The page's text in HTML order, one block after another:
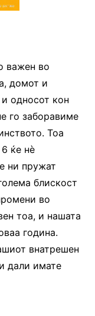
важен во
домот и
односот кон
го заборавиме
Тоа
ќе нè
ни пружат
блискост
во
тоа, и нашата
година.
внатрешен
дали имате